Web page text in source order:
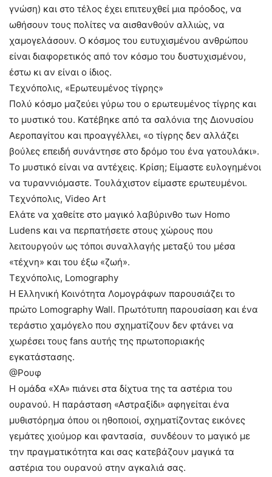
γνώση) και στο τέλος έχει επιτευχθεί μια πρόοδος, να
ωθήσουν τους πολίτες να αισθανθούν αλλιώς, να
χαμογελάσουν. Ο κόσμος του ευτυχισμένου ανθρώπου
είναι διαφορετικός από τον κόσμο του δυστυχισμένου,
έστω κι αν είναι ο ίδιος.
Τεχνόπολις, «Ερωτευμένος τίγρης»
Πολύ κόσμο μαζεύει γύρω του ο ερωτευμένος τίγρης και
το μυστικό του. Κατέβηκε από τα σαλόνια της Διονυσίου
Αεροπαγίτου και προαγγέλλει, «ο τίγρης δεν αλλάζει
βούλες επειδή συνάντησε στο δρόμο του ένα γατουλάκι».
Το μυστικό είναι να αντέχεις. Κρίση; Είμαστε ευλογημένοι
να τυραννιόμαστε. Τουλάχιστον είμαστε ερωτευμένοι.
Τεχνόπολις, Video Art
Ελάτε να χαθείτε στο μαγικό λαβύρινθο των Homo
Ludens και να περπατήσετε στους χώρους που
λειτουργούν ως τόποι συναλλαγής μεταξύ του μέσα
«τέχνη» και του έξω «ζωή».
Τεχνόπολις, Lomography
Η Ελληνική Κοινότητα Λομογράφων παρουσιάζει το
πρώτο Lomography Wall. Πρωτότυπη παρουσίαση και ένα
τεράστιο χαμόγελο που σχηματίζουν δεν φτάνει να
χωρέσει τους fans αυτής της πρωτοποριακής
εγκατάστασης.
@Ρουφ
Η ομάδα «ΧΑ» πιάνει στα δίχτυα της τα αστέρια του
ουρανού. Η παράσταση «Αστραξίδι» αφηγείται ένα
μυθιστόρημα όπου οι ηθοποιοί, σχηματίζοντας εικόνες
γεμάτες χιούμορ και φαντασία, συνδέουν το μαγικό με
την πραγματικότητα και σας κατεβάζουν μαγικά τα
αστέρια του ουρανού στην αγκαλιά σας.